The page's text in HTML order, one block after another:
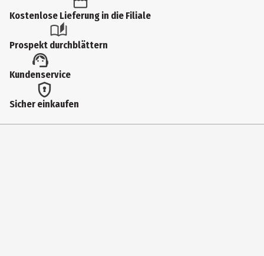
Besonderheiten
Achtung: Diesen Artikel gibt es in verschiedenen Ausführungen. Sie
erhalten nur 1 Artikel (zufällige Auswahl im Lager). Eine Vorauswahl
ist nicht möglich.
Hersteller
Kostenlose Lieferung in die Filiale
Prospekt durchblättern
Kundenservice
Sicher einkaufen